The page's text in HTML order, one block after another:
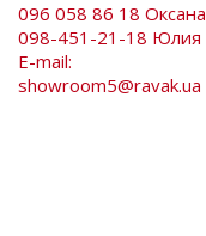
096 058 86 18 Оксана
098-451-21-18 Юлия
E-mail:
showroom5@ravak.ua